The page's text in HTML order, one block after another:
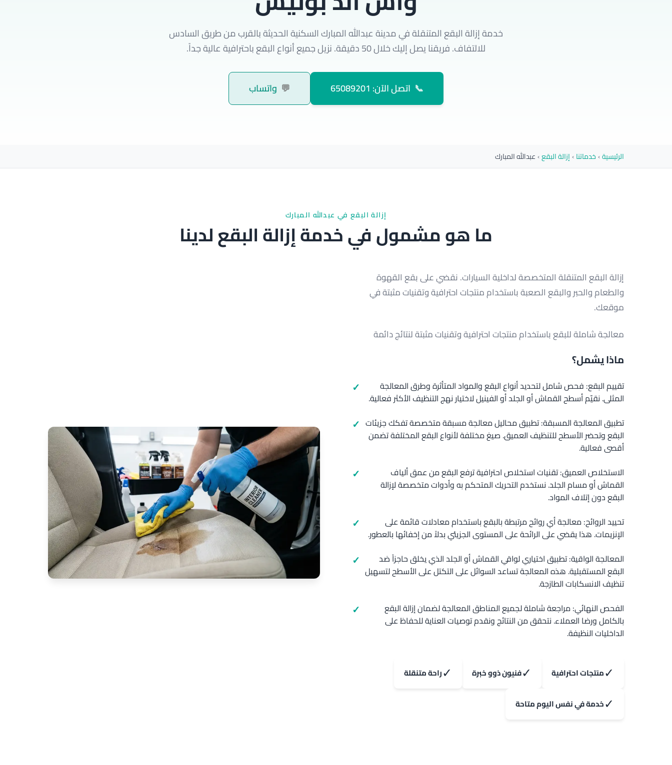
خدمة إزالة البقع المتنقلة في مدينة عبدالله المبارك السكنية الحديثة بالقرب من طريق السادس
للالتفاف. فريقنا يصل إليك خلال 50 دقيقة. نزيل جميع أنواع البقع باحترافية عالية جداً.
📞 اتصل الآن: 65089201 💬 واتساب
الرئيسية›خدماتنا›إزالة البقع›عبدالله المبارك
إزالة البقع في عبدالله المبارك
ما هو مشمول في خدمة إزالة البقع لدينا
إزالة البقع المتنقلة المتخصصة لداخلية السيارات. نقضي على بقع القهوة
والطعام والحبر والبقع الصعبة باستخدام منتجات احترافية وتقنيات مثبتة في
موقعك.
معالجة شاملة للبقع باستخدام منتجات احترافية وتقنيات مثبتة لنتائج دائمة
ماذا يشمل؟
تقييم البقع: فحص شامل لتحديد أنواع البقع والمواد المتأثرة وطرق المعالجة
المثلى. نقيّم أسطح القماش أو الجلد أو الفينيل لاختيار نهج التنظيف الأكثر فعالية.
تطبيق المعالجة المسبقة: تطبيق محاليل معالجة مسبقة متخصصة تفكك جزيئات
البقع وتحضر الأسطح للتنظيف العميق. صيغ مختلفة لأنواع البقع المختلفة تضمن
أقصى فعالية.
الاستخلاص العميق: تقنيات استخلاص احترافية ترفع البقع من عمق ألياف
القماش أو مسام الجلد. نستخدم التحريك المتحكم به وأدوات متخصصة لإزالة
البقع دون إتلاف المواد.
تحييد الروائح: معالجة أي روائح مرتبطة بالبقع باستخدام معادلات قائمة على
الإنزيمات. هذا يقضي على الرائحة على المستوى الجزيئي بدلاً من إخفائها بالعطور.
المعالجة الواقية: تطبيق اختياري لواقي القماش أو الجلد الذي يخلق حاجزاً ضد
البقع المستقبلية. هذه المعالجة تساعد السوائل على التكتل على الأسطح لتسهيل
تنظيف الانسكابات الطازجة.
الفحص النهائي: مراجعة شاملة لجميع المناطق المعالجة لضمان إزالة البقع
بالكامل ورضا العملاء. نتحقق من النتائج ونقدم توصيات العناية للحفاظ على
الداخليات النظيفة.
✓منتجات احترافية ✓فنيون ذوو خبرة ✓راحة متنقلة
✓خدمة في نفس اليوم متاحة